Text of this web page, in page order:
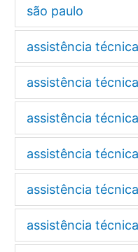
são paulo
assistência
assistência
assistência
assistência
assistência
assistência